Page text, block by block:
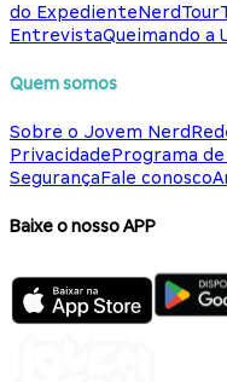
do ExpedienteNerdTour
EntrevistaQueimando a
Quem somos
Sobre o Jovem Nerd
PrivacidadePrograma
SegurançaFale conosco
Baixe o nosso APP